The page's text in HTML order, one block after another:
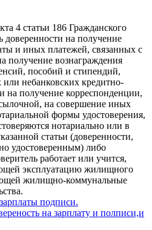
4 статьи 186 Гражданского
доверенности на получение
и иных платежей, связанных с
получение вознаграждения
пособий и стипендий,
небанковских кредитно-
на получение корреспонденции,
на совершение иных
формы удостоверения,
нотариально или в
статьи (доверенности,
удостоверенным) либо
работает или учится,
эксплуатацию жилищного
жилищно-коммунальные
подписи.
на зарплату и полписи,и